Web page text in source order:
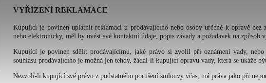
VYŘÍZENÍ REKLAMACE
Kupující je povinen uplatnit reklamaci u prodávajícího nebo osoby určené k opravě
nebo elektronicky, měl by uvést své kontaktní údaje, popis závady a požadavek na způsob
Kupující je povinen sdělit prodávajícímu, jaké právo si zvolil při oznámení vady,
souhlasu prodávajícího je možná jen tehdy, žádal-li kupující opravu vady, která se ukáže
Nezvolí-li kupující své právo z podstatného porušení smlouvy včas, má práva jako při